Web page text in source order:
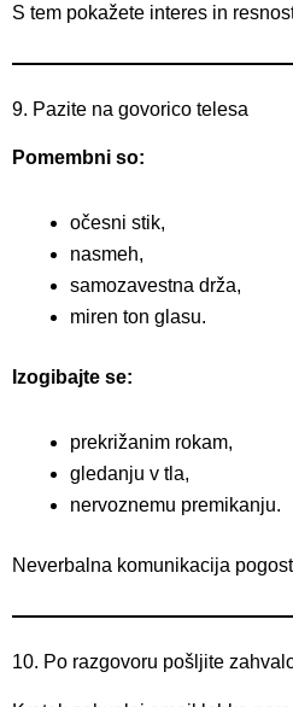
S tem pokažete interes in
9. Pazite na govorico telesa
Pomembni so:
očesni stik,
nasmeh,
samozavestna drža,
miren ton glasu.
Izogibajte se:
prekrižanim rokam,
gledanju v tla,
nervoznemu premikanju.
Neverbalna komunikacija
10. Po razgovoru pošljite